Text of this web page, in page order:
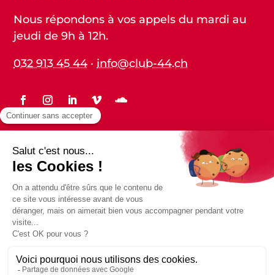
Nous répondons à vos appels du mardi au
jeudi de 9h à 12h.
032 913 45 44 ·info@club-44.ch
Protection des données